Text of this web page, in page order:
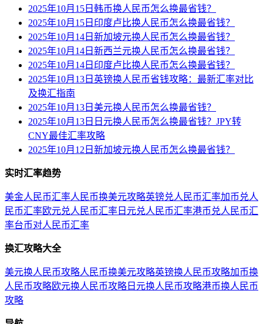
2025年10月15日韩币换人民币怎么换最省钱？
2025年10月15日印度卢比换人民币怎么换最省钱？
2025年10月14日新加坡元换人民币怎么换最省钱？
2025年10月14日新西兰元换人民币怎么换最省钱？
2025年10月14日印度卢比换人民币怎么换最省钱？
2025年10月13日英镑换人民币省钱攻略：最新汇率对比
及换汇指南
2025年10月13日美元换人民币怎么换最省钱？
2025年10月13日日元换人民币怎么换最省钱？JPY转
CNY最佳汇率攻略
2025年10月12日新加坡元换人民币怎么换最省钱？
实时汇率趋势
美金人民币汇率人民币换美元攻略英镑兑人民币汇率加币兑人
民币汇率欧元兑人民币汇率 日元兑人民币汇率港币兑人民币汇
率台币对人民币汇率
换汇攻略大全
美元换人民币攻略人民币换美元攻略英镑换人民币攻略加币换
人民币攻略欧元换人民币攻略 日元换人民币攻略港币换人民币
攻略